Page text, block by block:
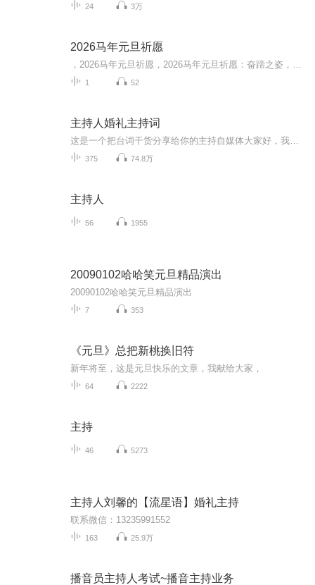
24 3万
2026马年元旦祈愿
1 52
主持人婚礼主持词
375 74.8万
主持人
56 1955
20090102哈哈笑元旦精品演出
20090102哈哈笑元旦精品演出
7 353
《元旦》总把新桃换旧符
新年将至，这是元旦快乐的文章，我献给大家，
64 2222
主持
46 5273
主持人刘馨的【流星语】婚礼主持
联系微信：13235991552
163 25.9万
播音员主持人考试~播音主持业务